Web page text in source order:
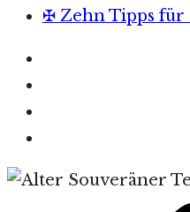
✠ Zehn Tipps für